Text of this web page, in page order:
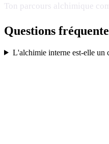
Ton parcours alchimique
Questions
L'alchimie interne est-elle un